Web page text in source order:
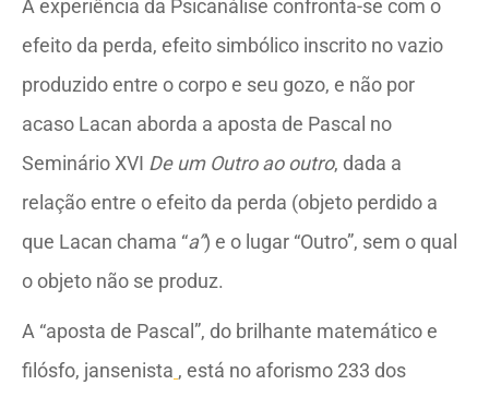
A experiência da Psicanálise confronta-se com o
efeito da perda, efeito simbólico inscrito no vazio
produzido entre o corpo e seu gozo, e não por
acaso Lacan aborda a aposta de Pascal no
Seminário XVI De um Outro ao outro, dada a
relação entre o efeito da perda (objeto perdido a
que Lacan chama “a”) e o lugar “Outro”, sem o qual
o objeto não se produz.
A “aposta de Pascal”, do brilhante matemático e
filósfo, jansenista , está no aforismo 233 dos